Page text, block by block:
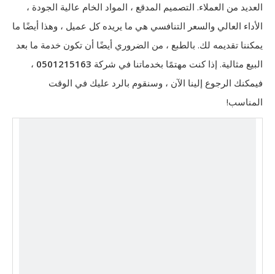
العديد من العملاء. التصميم المدقع ، المواد الخام عالية الجودة ،
الأداء العالي والسعر التنافسي هي ما يريده كل عميل ، وهذا أيضًا ما
يمكننا تقديمه لك. بالطبع ، من الضروري أيضًا أن تكون خدمة ما بعد
البيع مثالية. إذا كنت مهتمًا بخدماتنا في شركة 0501215163 ،
فيمكنك الرجوع إلينا الآن ، وسنقوم بالرد عليك في الوقت
المناسب!